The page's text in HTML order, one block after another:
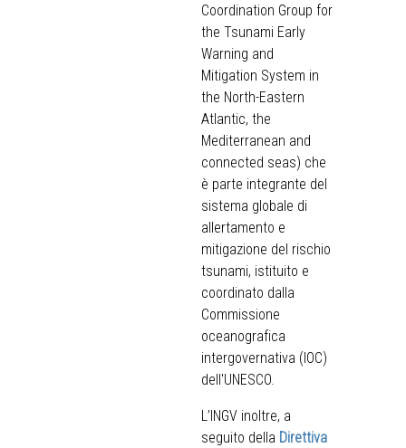
Coordination Group for
the Tsunami Early
Warning and
Mitigation System in
the North-Eastern
Atlantic, the
Mediterranean and
connected seas) che
è parte integrante del
sistema globale di
allertamento e
mitigazione del rischio
tsunami, istituito e
coordinato dalla
Commissione
oceanografica
intergovernativa (IOC)
dell'UNESCO.
L’INGV inoltre, a
seguito della Direttiva